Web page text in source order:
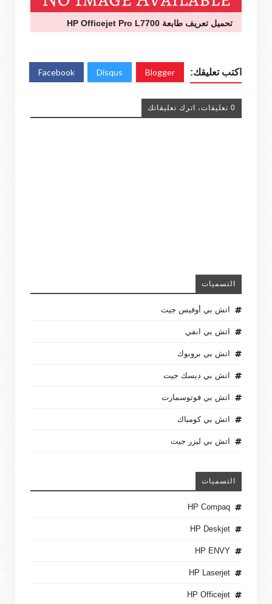
تحميل تعريف طابعة HP Officejet Pro L7700
اكتب تعليقك: Blogger
Disqus
Facebook
0 تعليقات، اترك تعليقاتك
التسميات
اتش بي أوفيس جيت
اتش بي انفي
اتش بي بروبوك
اتش بي ديسك جيت
اتش بي فوتوسمارت
اتش بي كومباك
اتش بي ليزر جيت
التسميات
HP Compaq
HP Deskjet
HP ENVY
HP Laserjet
HP Officejet